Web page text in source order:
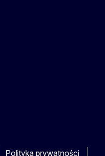
Polityka prywatności